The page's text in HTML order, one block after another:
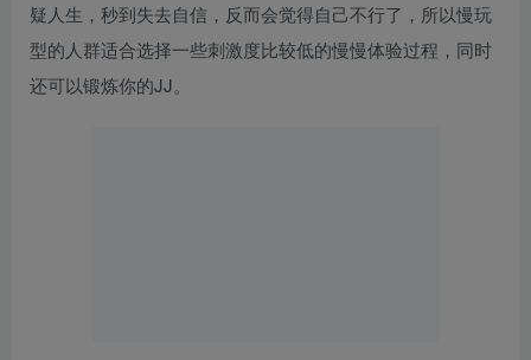
疑人生，秒到失去自信，反而会觉得自己不行了，所以慢玩
型的人群适合选择一些刺激度比较低的慢慢体验过程，同时
还可以锻炼你的JJ。